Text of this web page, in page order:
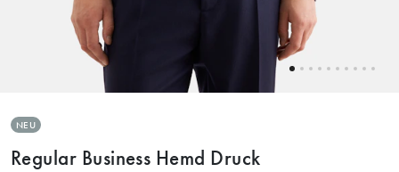
NEU
Regular Business Hemd Druck